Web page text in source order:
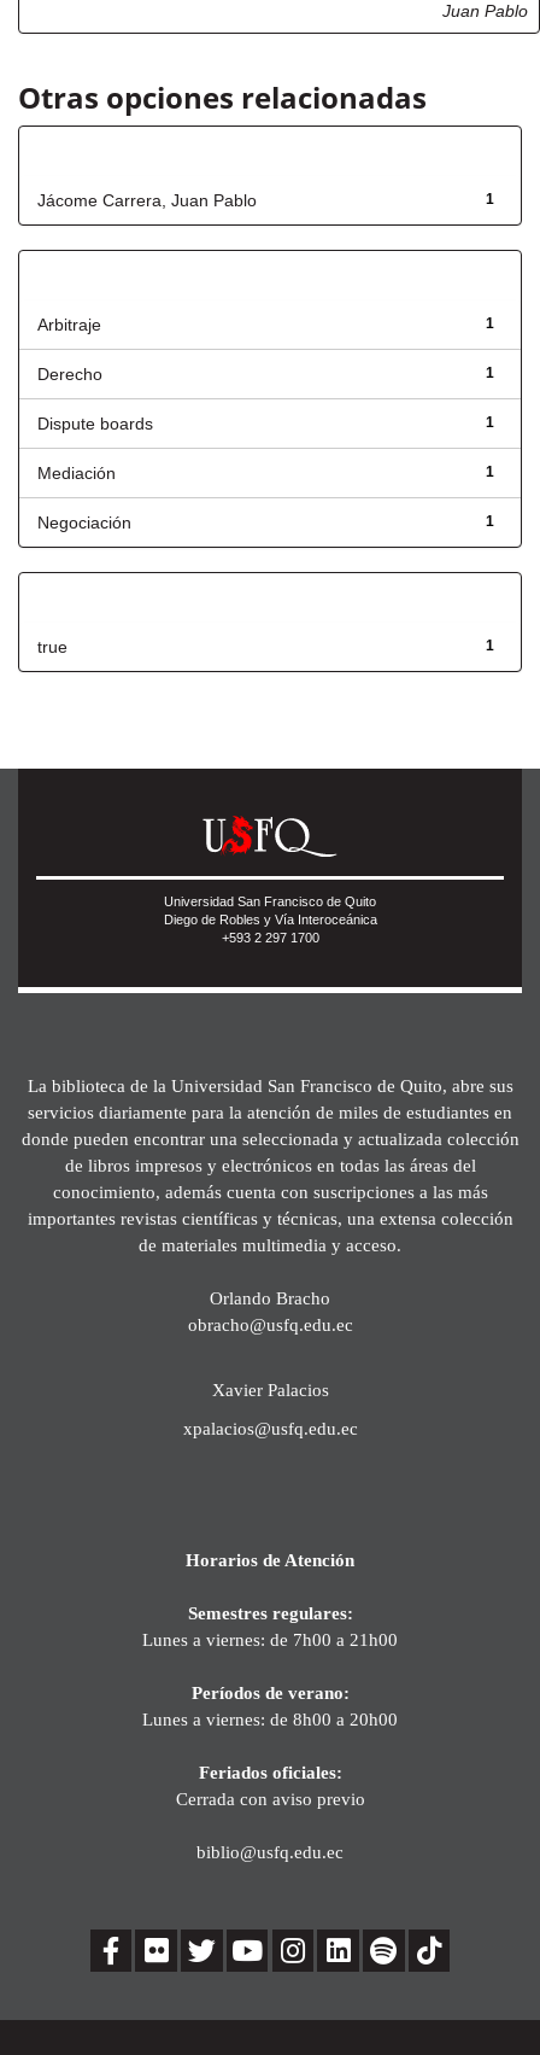
Juan Pablo
Otras opciones relacionadas
1
Jácome Carrera, Juan Pablo
1
Arbitraje
1
Derecho
1
Dispute boards
1
Mediación
1
Negociación
1
true
Universidad San Francisco de Quito
Diego de Robles y Vía Interoceánica
+593 2 297 1700
La biblioteca de la Universidad San Francisco de Quito, abre sus
servicios diariamente para la atención de miles de estudiantes en
donde pueden encontrar una seleccionada y actualizada colección
de libros impresos y electrónicos en todas las áreas del
conocimiento, además cuenta con suscripciones a las más
importantes revistas científicas y técnicas, una extensa colección
de materiales multimedia y acceso.
Orlando Bracho
obracho@usfq.edu.ec
Xavier Palacios
xpalacios@usfq.edu.ec
Horarios de Atención
Semestres regulares:
Lunes a viernes: de 7h00 a 21h00
Períodos de verano:
Lunes a viernes: de 8h00 a 20h00
Feriados oficiales:
Cerrada con aviso previo
biblio@usfq.edu.ec